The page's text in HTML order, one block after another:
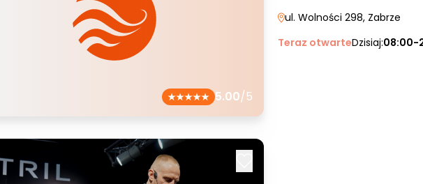
5.00/5
ul. Wolności 298, Zabrze
Teraz otwarteDzisiaj:08:00-